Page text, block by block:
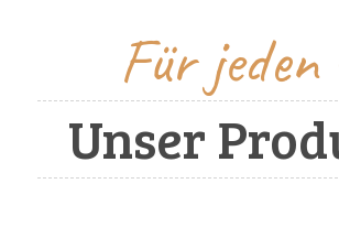
Für
Unser